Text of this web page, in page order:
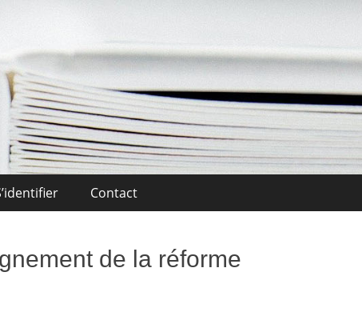
Pyrénnees Association Actualités Vie de l’association Ressources
Contact
de la réforme